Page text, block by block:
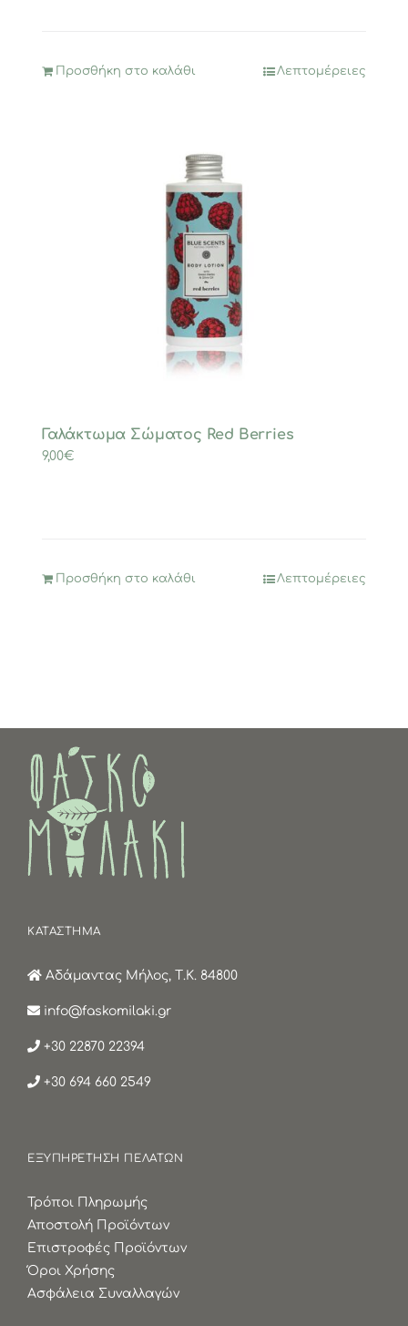
Προσθήκη στο καλάθι Λεπτομέρειες
Γαλάκτωμα Σώματος Red Berries
9,00€
Προσθήκη στο καλάθι Λεπτομέρειες
ΚΑΤΑΣΤΗΜΑ
Αδάμαντας Μήλος, Τ.Κ. 84800
info@faskomilaki.gr
+30 22870 22394
+30 694 660 2549
ΕΞΥΠΗΡΕΤΗΣΗ ΠΕΛΑΤΩΝ
Τρόποι Πληρωμής
Αποστολή Προϊόντων
Επιστροφές Προϊόντων
Όροι Χρήσης
Ασφάλεια Συναλλαγών